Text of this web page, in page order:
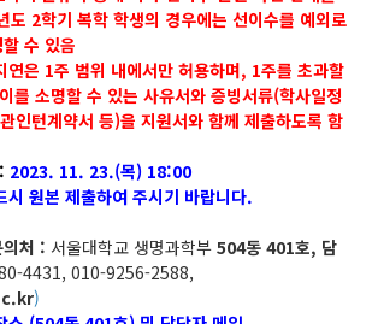
도 2학기 복학 학생의 경우에는 선이수를 예외로
수 있음
은 1주 범위 내에서만 허용하며, 1주를 초과할
를 소명할 수 있는 사유서와 증빙서류(학사일정
인턴계약서 등)을 지원서와 함께 제출하도록 함
2023. 11. 23.(목) 18:00
원본 제출하여 주시기 바랍니다.
처 : 서울대학교 생명과학부 504동 401호, 담
4431, 010-9256-2588,
)